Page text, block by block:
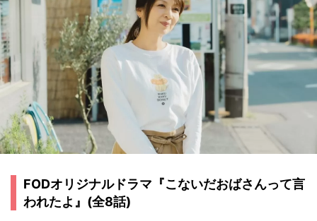
FODオリジナルドラマ『こないだおばさんって言
われたよ』(全8話)